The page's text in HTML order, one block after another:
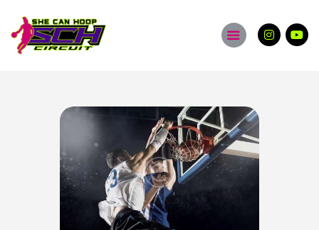
About
Tournaments
Eligibility
Gallery
Merch